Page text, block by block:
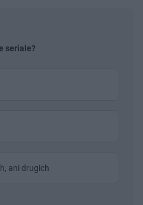
seriale?
ani drugich